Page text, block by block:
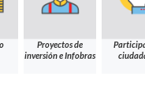
Proyectos de
inversión e Infobras